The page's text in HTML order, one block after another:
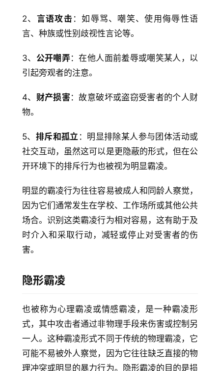
2、 言语攻击 ：如辱骂、嘲笑、使用侮辱性语
言、种族或性别歧视性言论等。
3、 公开嘲弄：在他人面前羞辱或嘲笑某人，以
引起旁观者的注意。
4、 财产损害 ：故意破坏或盗窃受害者的个人财
物。
5、 排斥和孤立 ：明显排除某人参与团体活动或
社交互动，虽然这可以是更隐蔽的形式，但在公
开环境下的排斥行为也被视为明显霸凌。
明显的霸凌行为往往容易被成人和同龄人察觉，
因为它们通常发生在学校、工作场所或其他公共
场合。识别这类霸凌行为相对容易，这有助于及
时介入和采取行动，减轻或停止对受害者的伤
害。
隐形霸凌
也被称为心理霸凌或情感霸凌，是一种霸凌形
式，其中攻击者通过非物理手段来伤害或控制另
一人。这种霸凌形式不同于传统的物理霸凌，它
可能不易被外人察觉，因为它往往缺乏直接的物
理冲突或明显的暴力行为。隐形霸凌的目的是损